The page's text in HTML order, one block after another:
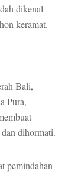
dikenal
keramat.
Bali,
Pura,
dihormati.
pemindahan